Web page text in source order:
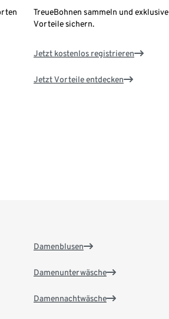
TreueBohnen sammeln und exklusive
Vorteile sichern.
Jetzt kostenlos registrieren
Jetzt Vorteile entdecken
Damenblusen
Damenunterwäsche
Damennachtwäsche